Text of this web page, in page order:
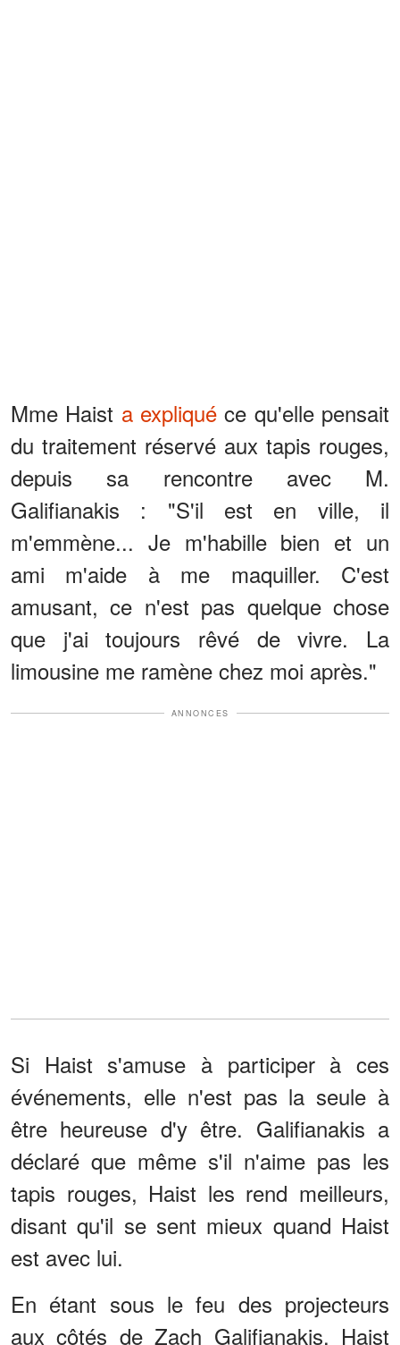
Mme Haist a expliqué ce qu'elle pensait
du traitement réservé aux tapis rouges,
depuis sa rencontre avec M.
Galifianakis : "S'il est en ville, il
m'emmène... Je m'habille bien et un
ami m'aide à me maquiller. C'est
amusant, ce n'est pas quelque chose
que j'ai toujours rêvé de vivre. La
limousine me ramène chez moi après."
ANNONCES
Si Haist s'amuse à participer à ces
événements, elle n'est pas la seule à
être heureuse d'y être. Galifianakis a
déclaré que même s'il n'aime pas les
tapis rouges, Haist les rend meilleurs,
disant qu'il se sent mieux quand Haist
est avec lui.
En étant sous le feu des projecteurs
aux côtés de Zach Galifianakis, Haist